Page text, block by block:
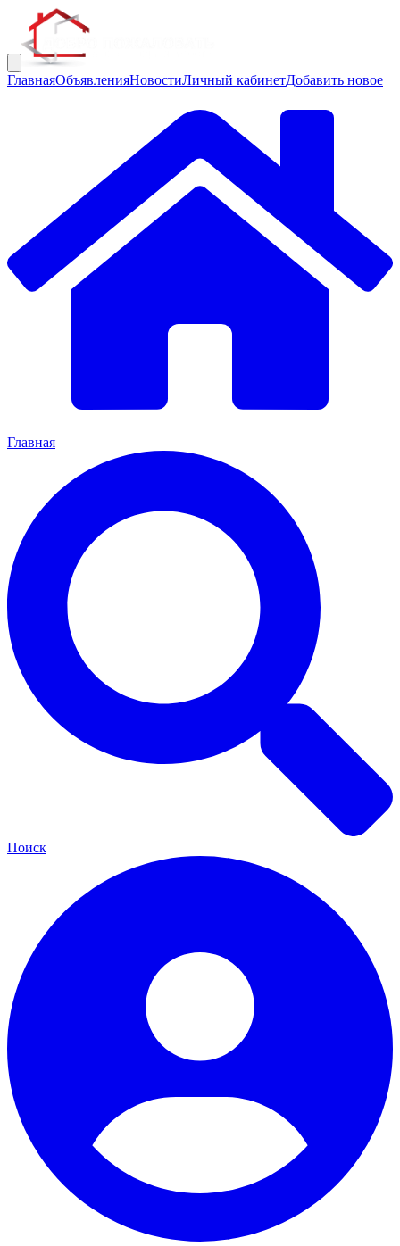
ГлавнаяОбъявленияНовостиЛичный кабинетДобавить новое
Главная
Поиск